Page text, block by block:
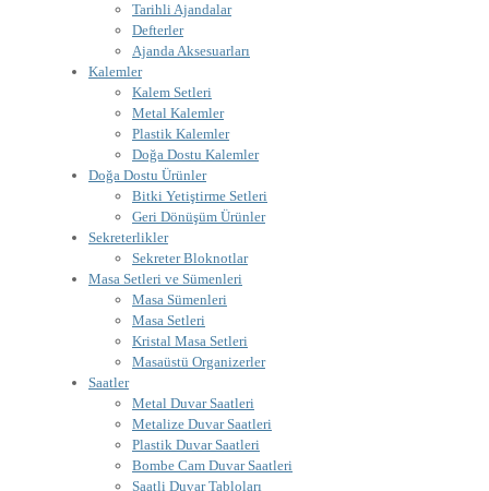
Tarihli Ajandalar
Defterler
Ajanda Aksesuarları
Kalemler
Kalem Setleri
Metal Kalemler
Plastik Kalemler
Doğa Dostu Kalemler
Doğa Dostu Ürünler
Bitki Yetiştirme Setleri
Geri Dönüşüm Ürünler
Sekreterlikler
Sekreter Bloknotlar
Masa Setleri ve Sümenleri
Masa Sümenleri
Masa Setleri
Kristal Masa Setleri
Masaüstü Organizerler
Saatler
Metal Duvar Saatleri
Metalize Duvar Saatleri
Plastik Duvar Saatleri
Bombe Cam Duvar Saatleri
Saatli Duvar Tabloları